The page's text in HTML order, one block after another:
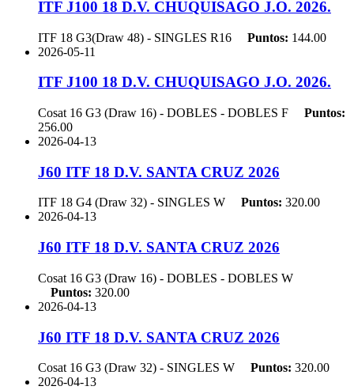
ITF J100 18 D.V. CHUQUISAGO J.O. 2026.
ITF 18 G3(Draw 48) - SINGLES R16 Puntos: 144.00
2026-05-11
ITF J100 18 D.V. CHUQUISAGO J.O. 2026.
Cosat 16 G3 (Draw 16) - DOBLES - DOBLES F
Puntos:
256.00
2026-04-13
J60 ITF 18 D.V. SANTA CRUZ 2026
ITF 18 G4 (Draw 32) - SINGLES W Puntos: 320.00
2026-04-13
J60 ITF 18 D.V. SANTA CRUZ 2026
Cosat 16 G3 (Draw 16) - DOBLES - DOBLES W
Puntos: 320.00
2026-04-13
J60 ITF 18 D.V. SANTA CRUZ 2026
Cosat 16 G3 (Draw 32) - SINGLES W Puntos: 320.00
2026-04-13